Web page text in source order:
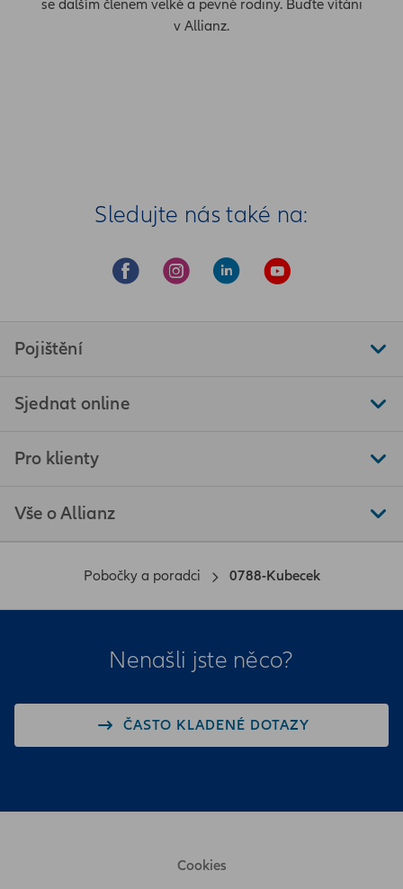
se dalším členem velké a pevné rodiny. Buďte vítáni
v Allianz.
Sledujte nás také na:
Pojištění
Sjednat online
Pro klienty
Vše o Allianz
Nenašli jste něco?
ČASTO KLADENÉ DOTAZY
Cookies
Pobočky a poradci 0788-Kubecek